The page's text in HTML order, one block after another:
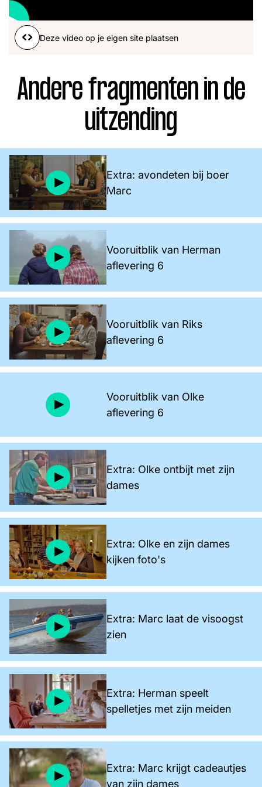
Word lid
Facebook
Instagram
Nieuws Nieuwsbrief
Deze video op je eigen site plaatsen
Andere fragmenten in de
uitzending
Extra: avondeten bij boer
Marc
Vooruitblik van Herman
aflevering 6
Vooruitblik van Riks
aflevering 6
Vooruitblik van Olke
aflevering 6
Extra: Olke ontbijt met zijn
dames
Extra: Olke en zijn dames
kijken foto's
Extra: Marc laat de visoogst
zien
Extra: Herman speelt
spelletjes met zijn meiden
Extra: Marc krijgt cadeautjes
van zijn dames